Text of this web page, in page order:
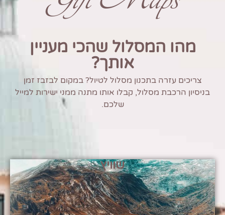
מהו המסלול שהכי מעניין
אותך?
צריכים עזרה בתכנון מסלול לטיול? במקום לבזבז זמן
בניסיון הרכבת מסלול, קבלו אותו מתנה ממני ישירות למייל
שלכם.
שוויץ